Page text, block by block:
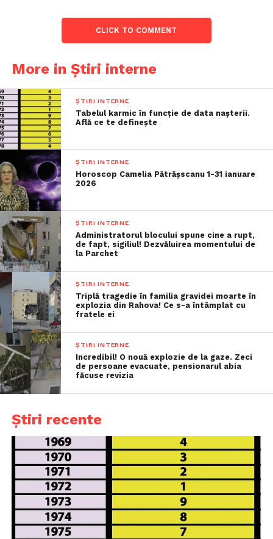
CLICK TO COMMENT
More in Știri interne
ȘTIRI INTERNE
Tabelul karmic în funcție de data nașterii.
Află ce te definește
ȘTIRI INTERNE
Horoscop Camelia Pătrășscanu 1-31 ianuare
2026
ȘTIRI INTERNE
Administratorul blocului spune cine a rupt,
de fapt, sigiliul! Dezvăluirea momentului de
la Parchet
ȘTIRI INTERNE
Triplă tragedie în familia gravidei moarte în
explozia din Rahova! Ce s-a întâmplat cu
fratele ei
ȘTIRI INTERNE
Incredibil! O nouă explozie de la gaze. Zeci
de persoane evacuate, pensionarul abia
făcuse revizia
Știri recente